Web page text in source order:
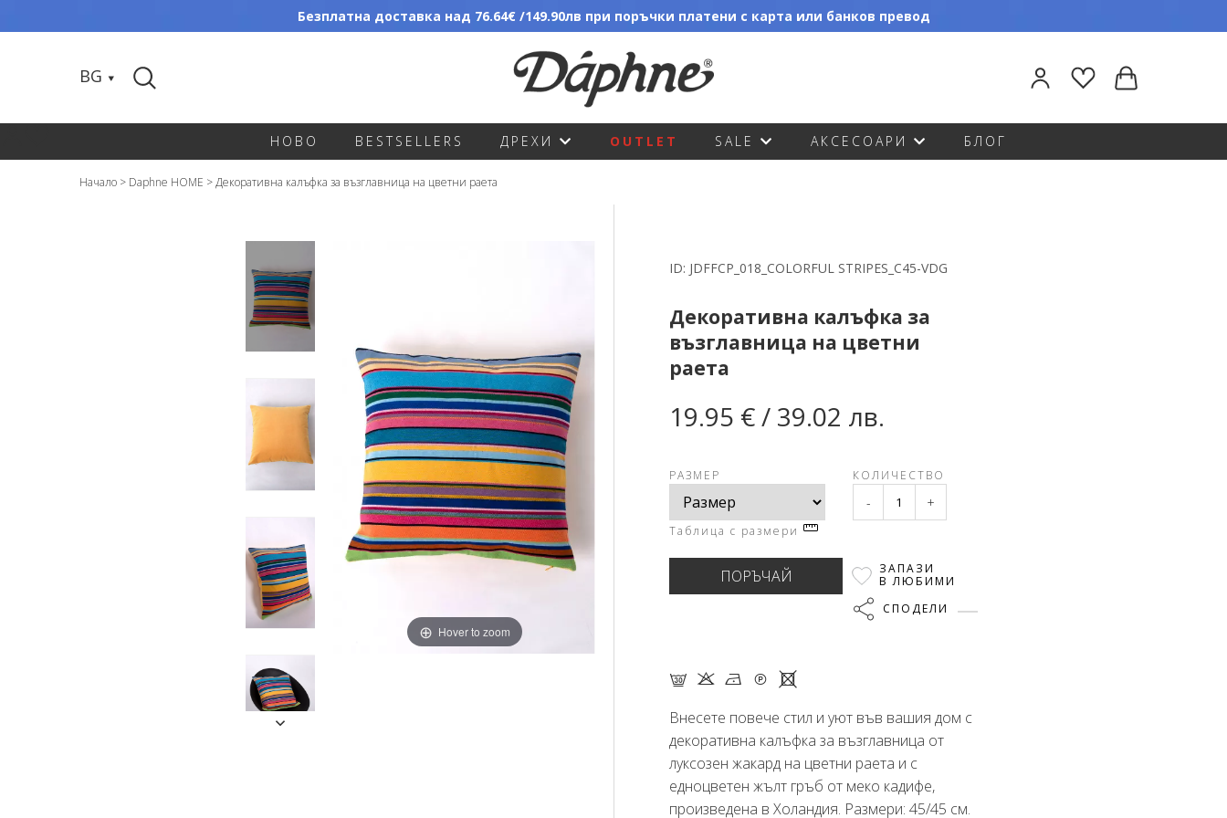
Безплатна доставка над 76.64€ /149.90лв при поръчки платени с карта или банков превод
BG
НОВО BESTSELLERS ДРЕХИ OUTLET SALE АКСЕСОАРИ БЛОГ
Начало > Daphne HOME >Декоративна калъфка за възглавница на цветни раета
Hover to zoom
ID: JDFFCP_018_COLORFUL STRIPES_C45-VDG
Декоративна калъфка за
възглавница на цветни
раета
19.95 € / 39.02 лв.
РАЗМЕР
Таблица с размери
КОЛИЧЕСТВО
- +
ЗАПАЗИ
В ЛЮБИМИ
СПОДЕЛИ
G K N Q X
Внесете повече стил и уют във вашия дом с
декоративна калъфка за възглавница от
луксозен жакард на цветни раета и с
едноцветен жълт гръб от меко кадифе,
произведена в Холандия. Размери: 45/45 см.